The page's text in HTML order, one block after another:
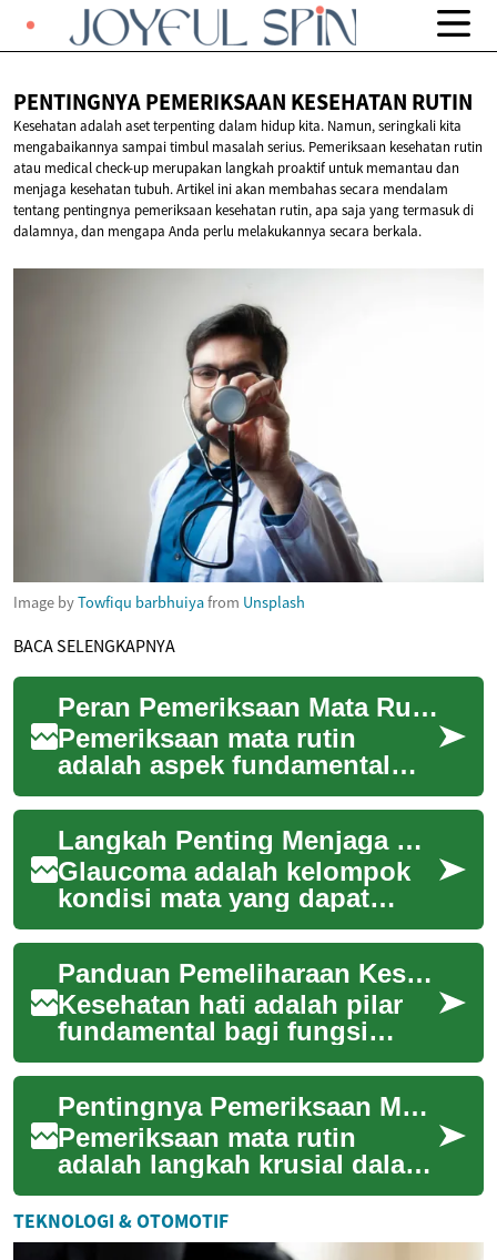
PENTINGNYA PEMERIKSAAN KESEHATAN RUTIN
Kesehatan adalah aset terpenting dalam hidup kita. Namun, seringkali kita
mengabaikannya sampai timbul masalah serius. Pemeriksaan kesehatan rutin
atau medical check-up merupakan langkah proaktif untuk memantau dan
menjaga kesehatan tubuh. Artikel ini akan membahas secara mendalam
tentang pentingnya pemeriksaan kesehatan rutin, apa saja yang termasuk di
dalamnya, dan mengapa Anda perlu melakukannya secara berkala.
Image byTowfiqu barbhuiyafrom Unsplash
BACA SELENGKAPNYA
Peran Pemeriksaan Mata Rutin dalam Menjaga Ketajaman Visual
Pemeriksaan mata rutin
adalah aspek fundamental
dalam mempertahankan
ketajaman visual dan
kesehatan mata secara
kesel...
Langkah Penting Menjaga Kesehatan Saraf Optik Anda
Glaucoma adalah kelompok
kondisi mata yang dapat
menyebabkan kebutaan jika
tidak diobati, seringkali tanpa
gejala per...
Panduan Pemeliharaan Kesehatan Organ Vital
Kesehatan hati adalah pilar
fundamental bagi fungsi
tubuh secara keseluruhan.
Sebagai organ vital yang
bertanggung ja...
Pentingnya Pemeriksaan Mata Rutin
Pemeriksaan mata rutin
adalah langkah krusial dalam
menjaga kesehatan
penglihatan dan mendeteksi
potensi masalah mata...
TEKNOLOGI & OTOMOTIF